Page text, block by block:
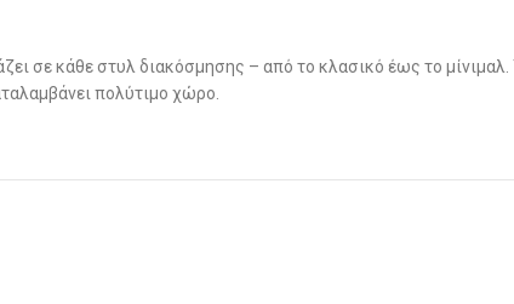
σε κάθε στυλ διακόσμησης – από το κλασικό έως το
πολύτιμο χώρο.